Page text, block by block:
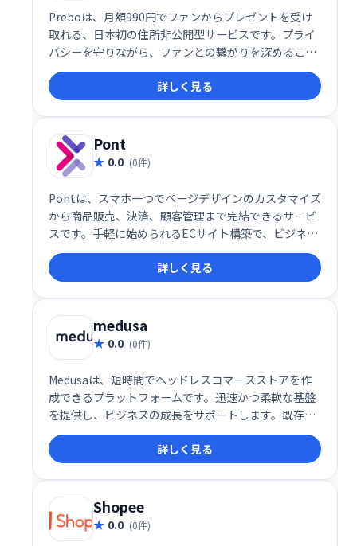
Preboは、月額990円でファンからプレゼントを受け
取れる、日本初の住所非公開型サービスです。プライ
バシーを守りながら、ファンとの繋がりを深めること
ができます。安心してプレゼントを受け取り、感謝の
気持ちを伝えましょう。手軽に始められる、新しいフ
ァンとのコミュニケーションツールです。
詳しく見る
Pont
0.0 (0件)
Pontは、スマホ一つでページデザインのカスタマイズ
から商品販売、決済、顧客管理まで完結できるサービ
スです。手軽に始められるECサイト構築で、ビジネス
の拡大をサポートします。多様な機能を備えながら
も、直感的な操作性で、初心者の方でも簡単に利用で
きます。
詳しく見る
medusa
0.0 (0件)
Medusaは、短時間でヘッドレスコマースストアを作
成できるプラットフォームです。迅速かつ柔軟な基盤
を提供し、ビジネスの成長をサポートします。既存シ
ステムとの統合も容易で、スケーラブルなECサイト構
築を実現します。
詳しく見る
Shopee
0.0 (0件)